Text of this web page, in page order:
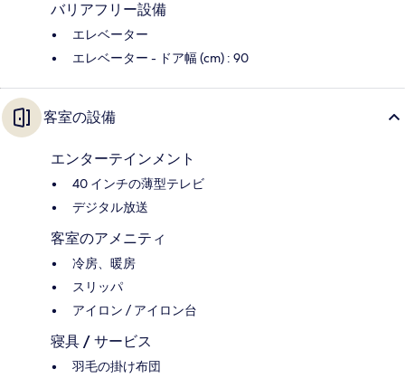
バリアフリー設備
エレベーター
エレベーター - ドア幅 (cm) : 90
客室の設備
エンターテインメント
40 インチの薄型テレビ
デジタル放送
客室のアメニティ
冷房、暖房
スリッパ
アイロン / アイロン台
寝具 / サービス
羽毛の掛け布団